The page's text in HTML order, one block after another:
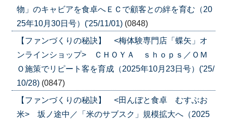
物」のキャビアを食卓へＥＣで顧客との絆を育む（20
25年10月30日号）('25/11/01) (0848)
【ファンづくりの秘訣】 <梅体験専門店「蝶矢」オ
ンラインショップ> ＣＨＯＹＡ ｓｈｏｐｓ／ＯＭ
Ｏ施策でリピート客を育成（2025年10月23日号）('25/
10/28) (0847)
【ファンづくりの秘訣】 <田んぼと食卓 むすぶお
米> 坂ノ途中／「米のサブスク」規模拡大へ（2025